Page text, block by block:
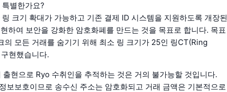
별한가요?
크기 확대가 가능하고 기존 결제 ID 시스템을 지원하도록 개장된
하여 보안을 강화한 암호화폐를 만드는 것을 목표로 합니다. 목표
의 모든 거래를 숨기기 위해 최소 링 크기가 25인 링CT(Ring
현했습니다.
출현으로 Ryo 수취인을 추적하는 것은 거의 불가능할 것입니다.
보보호이므로 송수신 주소는 암호화되고 거래 금액은 기본적으로